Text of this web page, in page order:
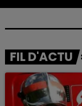
FIL D'ACTU